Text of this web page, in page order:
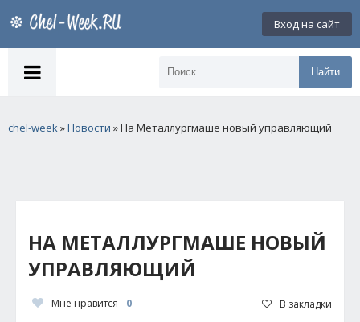
Вход на сайт
Найти
chel-week»Новости » На Металлургмаше новый управляющий
НА МЕТАЛЛУРГМАШЕ НОВЫЙ
УПРАВЛЯЮЩИЙ
Мне нравится 0 В закладки